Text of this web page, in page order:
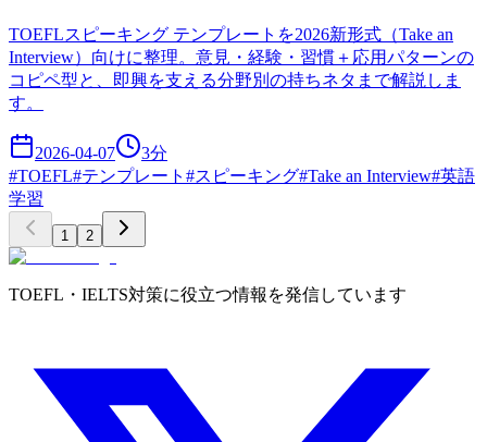
TOEFLスピーキング テンプレートを2026新形式（Take an
Interview）向けに整理。意見・経験・習慣＋応用パターンの
コピペ型と、即興を支える分野別の持ちネタまで解説しま
す。
2026-04-07 3分
#TOEFL#テンプレート #スピーキング#Take an Interview#英語
学習
1 2
TOEFL・IELTS対策に役立つ情報を発信しています